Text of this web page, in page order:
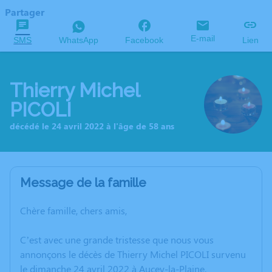
Partager
SMS WhatsApp Facebook E-mail Lien
Thierry Michel
PICOLI
décédé le 24 avril 2022 à l'âge de 58 ans
Message de la famille
Chère famille, chers amis,
C’est avec une grande tristesse que nous vous
annonçons le décès de Thierry Michel PICOLI survenu
le dimanche 24 avril 2022 à Aucey-la-Plaine.